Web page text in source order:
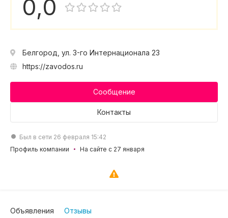
0,0
Белгород, ул. 3-го Интернационала 23
https://zavodos.ru
Сообщение
Контакты
Был в сети 26 февраля 15:42
Профиль компании
На сайте с 27 января
Объявления Отзывы